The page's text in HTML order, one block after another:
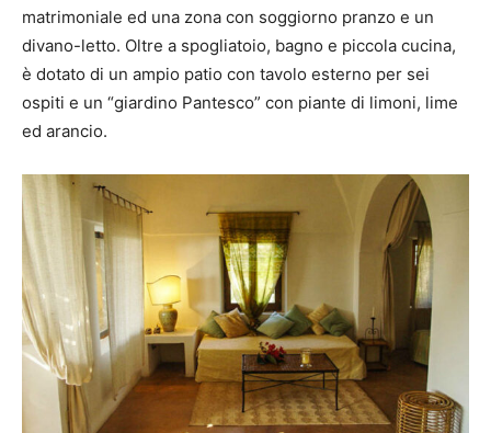
matrimoniale ed una zona con soggiorno pranzo e un
divano-letto. Oltre a spogliatoio, bagno e piccola cucina,
è dotato di un ampio patio con tavolo esterno per sei
ospiti e un “giardino Pantesco” con piante di limoni, lime
ed arancio.